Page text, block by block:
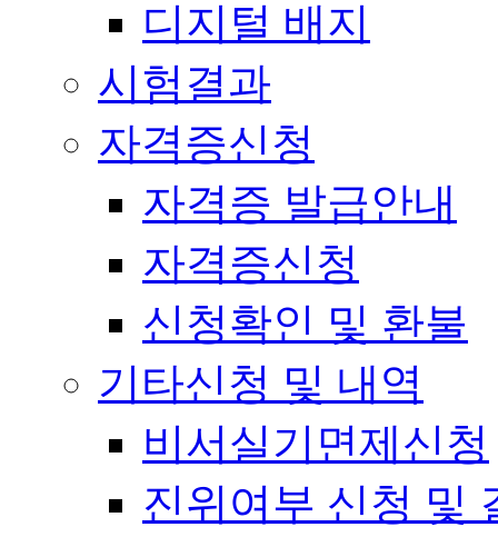
디지털 배지
시험결과
자격증신청
자격증 발급안내
자격증신청
신청확인 및 환불
기타신청 및 내역
비서실기면제신청
진위여부 신청 및